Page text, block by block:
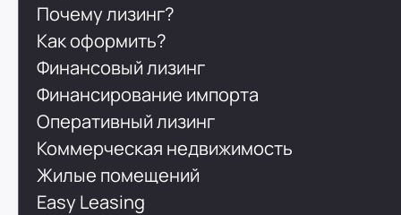
Почему лизинг?
Как оформить?
Финансовый лизинг
Финансирование импорта
Оперативный лизинг
Коммерческая недвижимость
Жилые помещений
Easy Leasing